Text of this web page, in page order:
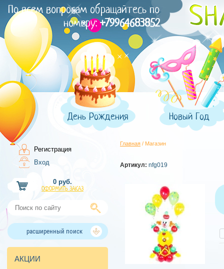
По всем вопросам обращайтесь по
номеру:+79964683852
День Рождения Новый Год
Регистрация
Вход
0 руб.
ОФОРМИТЬ ЗАКАЗ
расширенный поиск
АКЦИИ
Главная / Магазин
Артикул: nfg019